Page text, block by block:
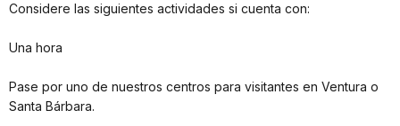
Considere las siguientes actividades si cuenta con:
Una hora
Pase por uno de nuestros centros para visitantes en Ventura o
Santa Bárbara.